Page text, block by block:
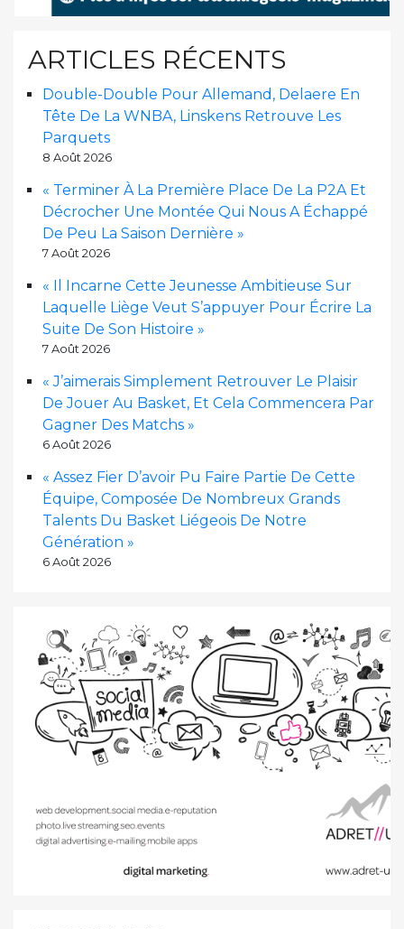
ARTICLES RÉCENTS
Double-Double Pour Allemand, Delaere En
Tête De La WNBA, Linskens Retrouve Les
Parquets
8 Août 2026
« Terminer À La Première Place De La P2A Et
Décrocher Une Montée Qui Nous A Échappé
De Peu La Saison Dernière »
7 Août 2026
« Il Incarne Cette Jeunesse Ambitieuse Sur
Laquelle Liège Veut S’appuyer Pour Écrire La
Suite De Son Histoire »
7 Août 2026
« J’aimerais Simplement Retrouver Le Plaisir
De Jouer Au Basket, Et Cela Commencera Par
Gagner Des Matchs »
6 Août 2026
« Assez Fier D’avoir Pu Faire Partie De Cette
Équipe, Composée De Nombreux Grands
Talents Du Basket Liégeois De Notre
Génération »
6 Août 2026